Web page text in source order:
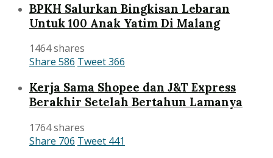
BPKH Salurkan Bingkisan Lebaran
Untuk 100 Anak Yatim Di Malang
1464 shares
Share 586 Tweet366
Kerja Sama Shopee dan J&T Express
Berakhir Setelah Bertahun Lamanya
1764 shares
Share 706 Tweet 441